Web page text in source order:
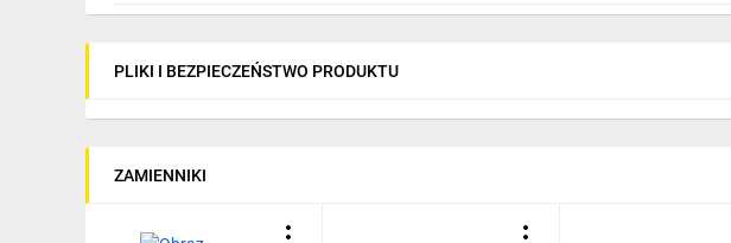
PLIKI I BEZPIECZEŃSTWO PRODUKTU
ZAMIENNIKI